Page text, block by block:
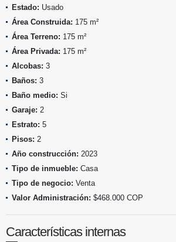
Estado: Usado
Área Construida: 175 m²
Área Terreno: 175 m²
Área Privada: 175 m²
Alcobas: 3
Baños: 3
Baño medio: Si
Garaje: 2
Estrato: 5
Pisos: 2
Año construcción: 2023
Tipo de inmueble: Casa
Tipo de negocio: Venta
Valor Administración: $468.000 COP
Características internas